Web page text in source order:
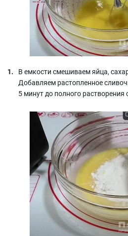
В емкости смешиваем яйца,
Добавляем растопленное
5 минут до полного растворения